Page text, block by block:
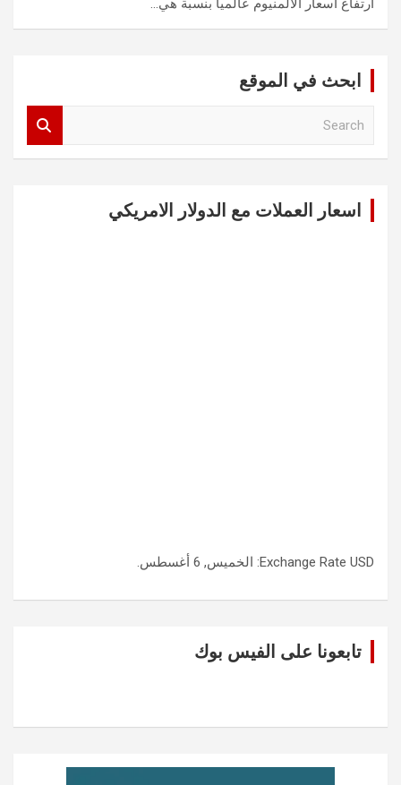
ارتفاع أسعار الألمنيوم عالميا بنسبة هي…
ابحث في الموقع
اسعار العملات مع الدولار الامريكي
Exchange Rate USD : الخميس, 6 أغسطس.
تابعونا على الفيس بوك